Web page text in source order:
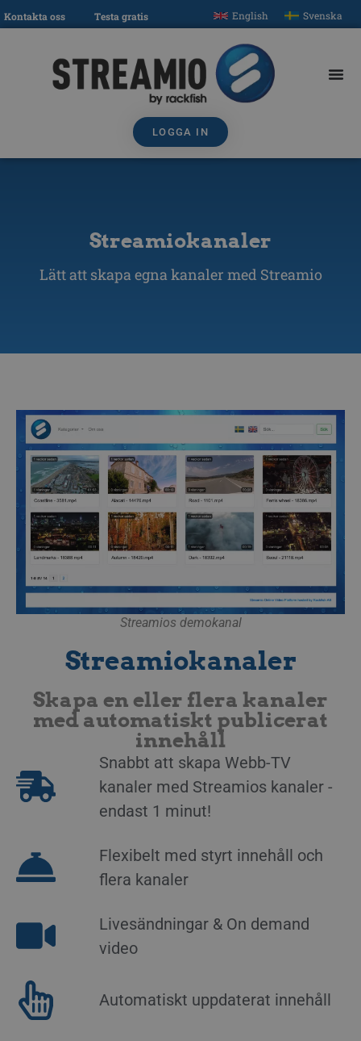
Kontakta oss Testa gratis English Svenska
LOGGA IN
Streamiokanaler
Lätt att skapa egna kanaler med Streamio
Streamios demokanal
Streamiokanaler
Skapa en eller flera kanaler
med automatiskt publicerat
innehåll
Snabbt att skapa Webb-TV
kanaler med Streamios kanaler -
endast 1 minut!
Flexibelt med styrt innehåll och
flera kanaler
Livesändningar & On demand
video
Automatiskt uppdaterat innehåll